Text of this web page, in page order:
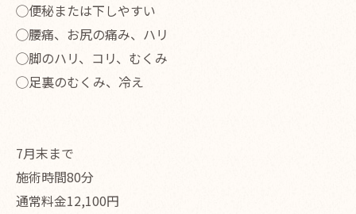
◯便秘または下しやすい
◯腰痛、お尻の痛み、ハリ
◯脚のハリ、コリ、むくみ
◯足裏のむくみ、冷え
7月末まで
施術時間80分
通常料金12,100円